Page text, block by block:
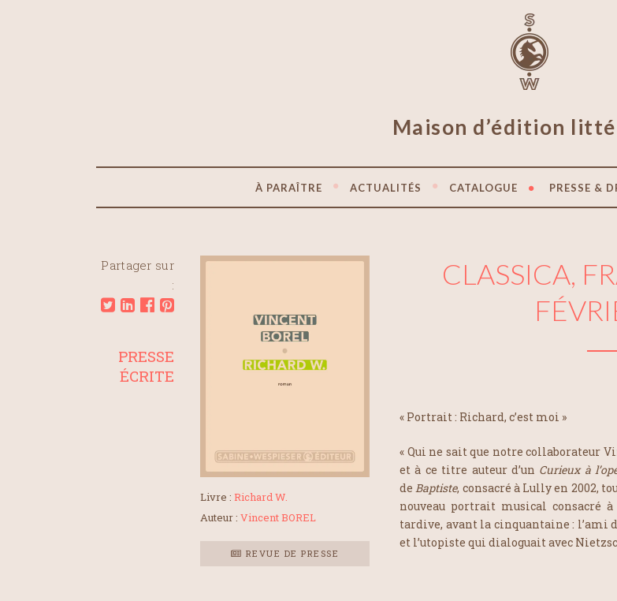
Maison d’édition
À PARAÎTRE ACTUALITÉS CATALOGUE PRESSE &
Partager sur
:
Livre : Richard W.
Auteur : Vincent BOREL
REVUE DE PRESSE
CLASSICA,
« Portrait : Richard, c’est moi »
« Qui ne sait que notre collaborateur
et à ce titre auteur d’un Curieux à
deBaptiste, consacré à Lully en 2002,
nouveau portrait musical consacré
tardive, avant la cinquantaine : l’ami
et l’utopiste qui dialoguait avec
PRESSE
ÉCRITE